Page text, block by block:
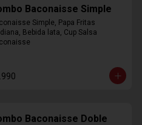
Baconaisse Simple
Simple, Papa Fritas
Bebida lata, Cup Salsa
Baconaisse Doble